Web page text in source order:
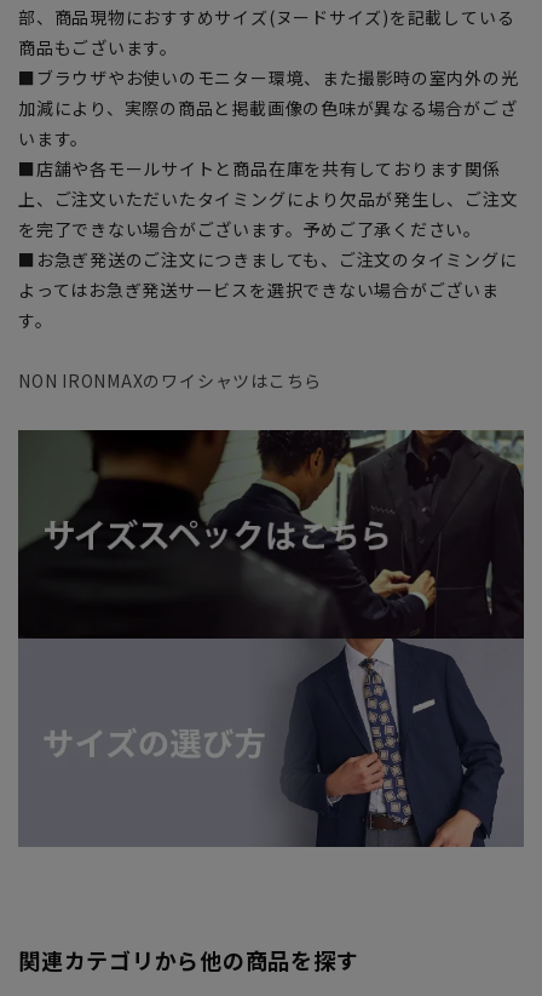
部、商品現物におすすめサイズ(ヌードサイズ)を記載している
商品もございます。
■ブラウザやお使いのモニター環境、また撮影時の室内外の光
加減により、実際の商品と掲載画像の色味が異なる場合がござ
います。
■店舗や各モールサイトと商品在庫を共有しております関係
上、ご注文いただいたタイミングにより欠品が発生し、ご注文
を完了できない場合がございます。予めご了承ください。
■お急ぎ発送のご注文につきましても、ご注文のタイミングに
よってはお急ぎ発送サービスを選択できない場合がございま
す。
NON IRONMAXのワイシャツはこちら
関連カテゴリから他の商品を探す